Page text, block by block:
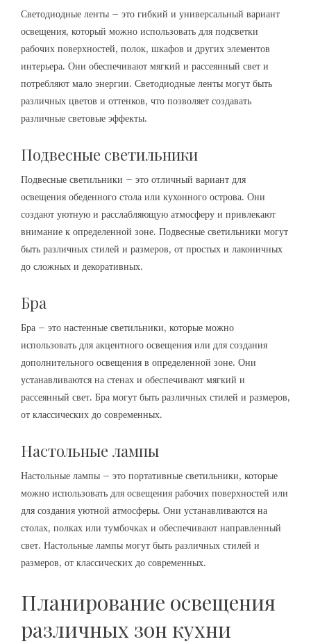
Светодиодные ленты – это гибкий и универсальный вариант
освещения, который можно использовать для подсветки
рабочих поверхностей, полок, шкафов и других элементов
интерьера. Они обеспечивают мягкий и рассеянный свет и
потребляют мало энергии. Светодиодные ленты могут быть
различных цветов и оттенков, что позволяет создавать
различные световые эффекты.
Подвесные светильники
Подвесные светильники – это отличный вариант для
освещения обеденного стола или кухонного острова. Они
создают уютную и расслабляющую атмосферу и привлекают
внимание к определенной зоне. Подвесные светильники могут
быть различных стилей и размеров, от простых и лаконичных
до сложных и декоративных.
Бра
Бра – это настенные светильники, которые можно
использовать для акцентного освещения или для создания
дополнительного освещения в определенной зоне. Они
устанавливаются на стенах и обеспечивают мягкий и
рассеянный свет. Бра могут быть различных стилей и размеров,
от классических до современных.
Настольные лампы
Настольные лампы – это портативные светильники, которые
можно использовать для освещения рабочих поверхностей или
для создания уютной атмосферы. Они устанавливаются на
столах, полках или тумбочках и обеспечивают направленный
свет. Настольные лампы могут быть различных стилей и
размеров, от классических до современных.
Планирование освещения
различных зон кухни